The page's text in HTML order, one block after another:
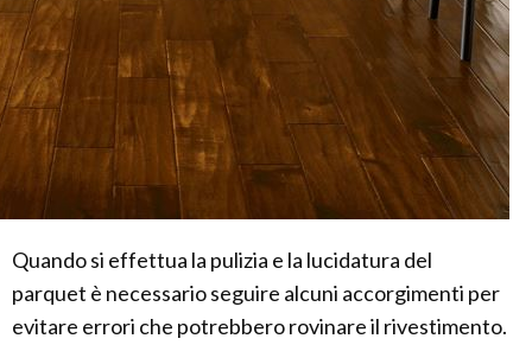
Quando si effettua la pulizia e la lucidatura del
parquet è necessario seguire alcuni accorgimenti per
evitare errori che potrebbero rovinare il rivestimento.